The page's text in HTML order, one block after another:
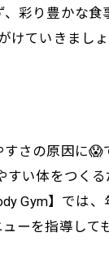
彩り豊かな
けていきまし
さの原因に
い体をつく
Gym】では
ーを指導し